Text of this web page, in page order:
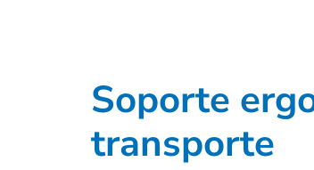
Soporte
transporte